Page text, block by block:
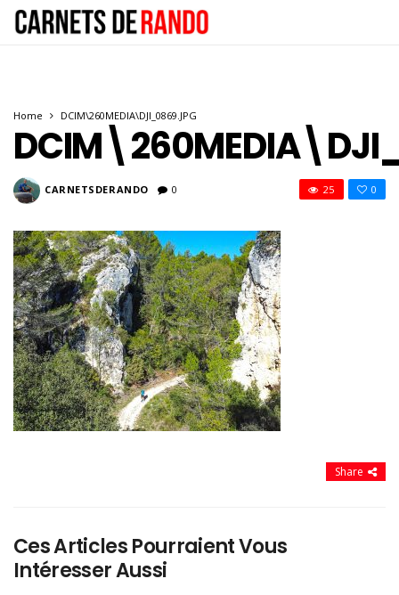
Home DCIM\260MEDIA\DJI_0869.JPG
CARNETSDERANDO 0 0
25
Share
Ces Articles Pourraient Vous
Intéresser Aussi